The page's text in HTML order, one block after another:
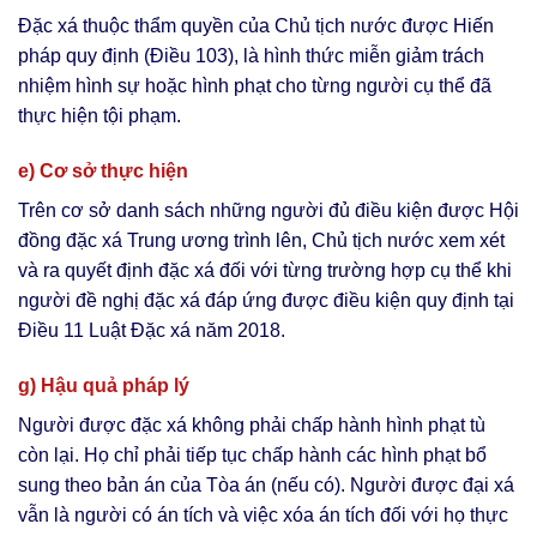
Đặc xá thuộc thẩm quyền của Chủ tịch nước được Hiến
pháp quy định (Điều 103), là hình thức miễn giảm trách
nhiệm hình sự hoặc hình phạt cho từng người cụ thể đã
thực hiện tội phạm.
e) Cơ sở thực hiện
Trên cơ sở danh sách những người đủ điều kiện được Hội
đồng đặc xá Trung ương trình lên, Chủ tịch nước xem xét
và ra quyết định đặc xá đối với từng trường hợp cụ thể khi
người đề nghị đặc xá đáp ứng được điều kiện quy định tại
Điều 11 Luật Đặc xá năm 2018.
g) Hậu quả pháp lý
Người được đặc xá không phải chấp hành hình phạt tù
còn lại. Họ chỉ phải tiếp tục chấp hành các hình phạt bổ
sung theo bản án của Tòa án (nếu có). Người được đại xá
vẫn là người có án tích và việc xóa án tích đối với họ thực